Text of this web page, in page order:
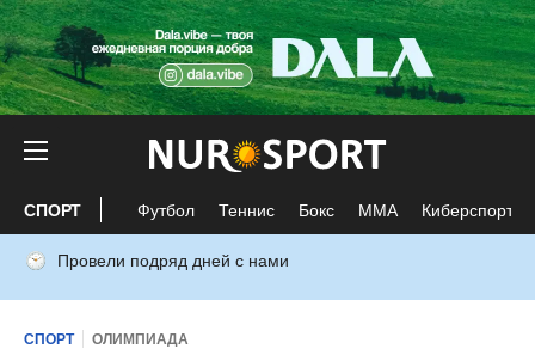
СПОРТ Футбол Теннис Бокс ММА Киберспорт
Провели подряд дней с нами
СПОРТ ОЛИМПИАДА